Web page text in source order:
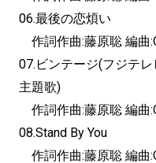
06.最後の恋煩い
作詞作曲:藤原聡 編曲
07.ビンテージ(フジテレ
主題歌)
作詞作曲:藤原聡 編曲
08.Stand By You
作詞作曲:藤原聡 編曲